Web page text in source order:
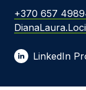
El. pašto adresas *
+370 657
LinkedIn